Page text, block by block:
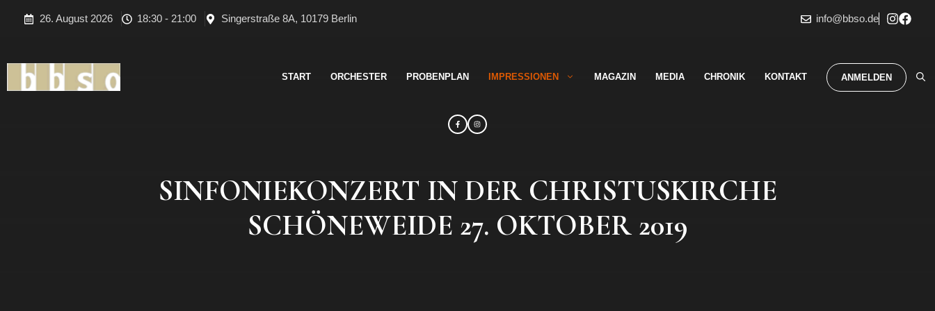
Inhalt
26. August 2026 18:30 - 21:00 Singerstraße 8A, 10179 Berlin info@bbso.de
START ORCHESTER PROBENPLAN IMPRESSIONEN MAGAZIN MEDIA CHRONIK KONTAKT ANMELDEN
SINFONIEKONZERT IN DER CHRISTUSKIRCHE
SCHÖNEWEIDE 27. OKTOBER 2019